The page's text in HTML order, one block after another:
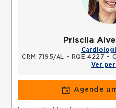
Priscila
CRM 7195/AL • RQE 4227 -
Ver
Agende